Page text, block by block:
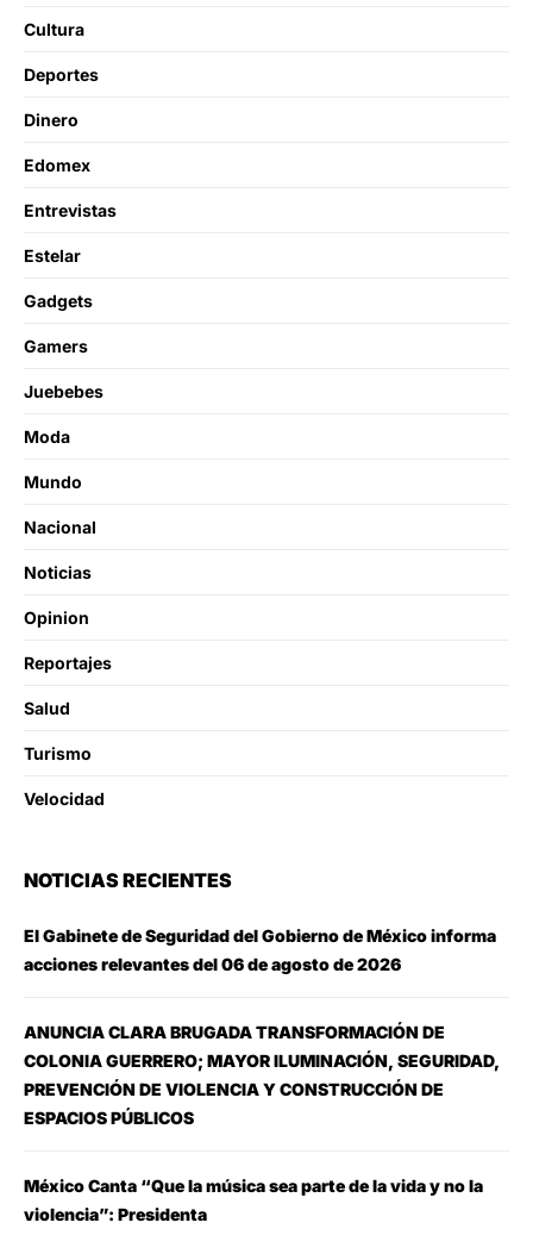
Cultura
Deportes
Dinero
Edomex
Entrevistas
Estelar
Gadgets
Gamers
Juebebes
Moda
Mundo
Nacional
Noticias
Opinion
Reportajes
Salud
Turismo
Velocidad
NOTICIAS RECIENTES
El Gabinete de Seguridad del Gobierno de México informa
acciones relevantes del 06 de agosto de 2026
ANUNCIA CLARA BRUGADA TRANSFORMACIÓN DE
COLONIA GUERRERO; MAYOR ILUMINACIÓN, SEGURIDAD,
PREVENCIÓN DE VIOLENCIA Y CONSTRUCCIÓN DE
ESPACIOS PÚBLICOS
México Canta “Que la música sea parte de la vida y no la
violencia”: Presidenta